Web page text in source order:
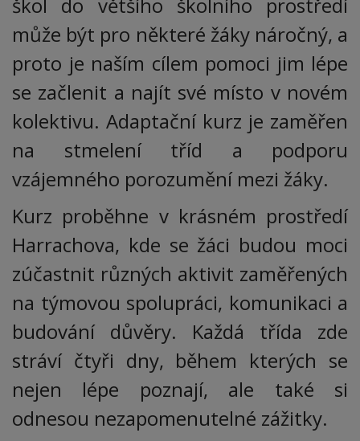
může být pro některé žáky náročný, a
proto je naším cílem pomoci jim lépe
se začlenit a najít své místo v novém
kolektivu. Adaptační kurz je zaměřen
na stmelení tříd a podporu
vzájemného porozumění mezi žáky.
Kurz proběhne v krásném prostředí
Harrachova, kde se žáci budou moci
zúčastnit různých aktivit zaměřených
na týmovou spolupráci, komunikaci a
budování důvěry. Každá třída zde
stráví čtyři dny, během kterých se
nejen lépe poznají, ale také si
odnesou nezapomenutelné zážitky.